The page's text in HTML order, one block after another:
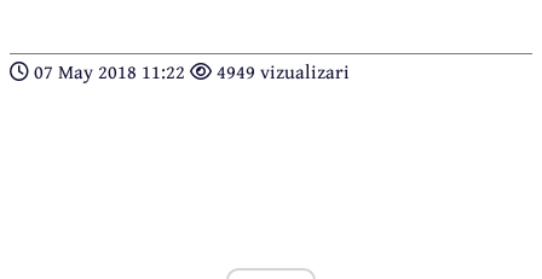
07 May 2018 11:22 4949 vizualizari